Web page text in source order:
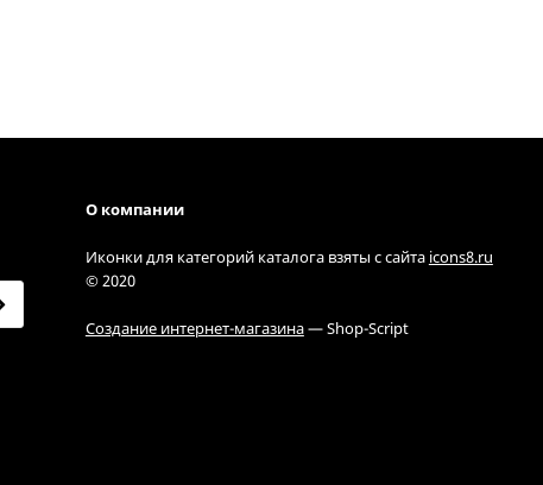
О компании
Иконки для категорий каталога взяты с сайта icons8.ru
© 2020
Создание интернет-магазина— Shop-Script